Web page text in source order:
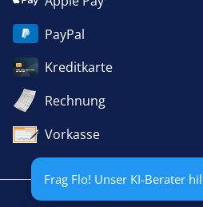
Frag Flo! Unser KI-Berater
PayPal
Kreditkarte
Rechnung
Vorkasse